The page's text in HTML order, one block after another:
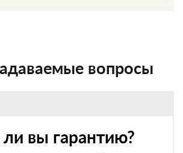
вопросы
вы гарантию?